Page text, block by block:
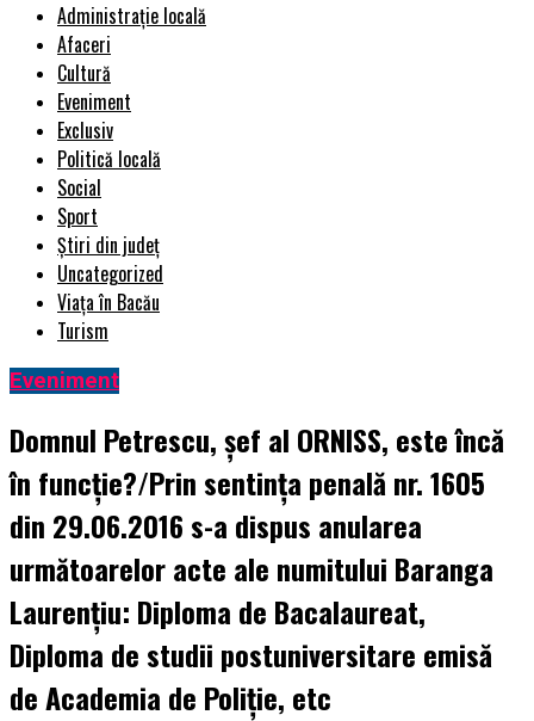
Administrație locală
Afaceri
Cultură
Eveniment
Exclusiv
Politică locală
Social
Sport
Știri din județ
Uncategorized
Viața în Bacău
Turism
Eveniment
Domnul Petrescu, șef al ORNISS, este încă
în funcție?/Prin sentința penală nr. 1605
din 29.06.2016 s-a dispus anularea
următoarelor acte ale numitului Baranga
Laurențiu: Diploma de Bacalaureat,
Diploma de studii postuniversitare emisă
de Academia de Poliție, etc